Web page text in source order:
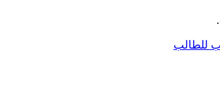
للطالب